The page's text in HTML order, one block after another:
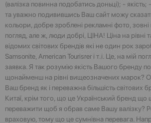
(валізка повинна подобатись доньці); -
та уважно подивившись Ваш сайт можу
кольори, добре зроблені рекламні фото,
погляд, але ж, люди добрі, ЦІНА! Ціна на рівні
відомих світових брендів які не один рок
Samsonite, American Tourisrer і т.і. Це, на мій
заявка. Я так розумію якість Вашого бренду
щонайменш на рівні вищеозначених марок?
Ваш бренд як і переважна більшість світових
Китаї, крім того, що це Український бренд
переважити щоб я обрав саме Вашу валізку?
враховую, тому що це сумнівна перевага.